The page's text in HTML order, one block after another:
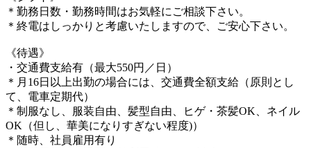
＊勤務日数・勤務時間はお気軽にご相談下さい。
＊終電はしっかりと考慮いたしますので、ご安心下さい。
《待遇》
・交通費支給有（最大550円／日）
＊月16日以上出勤の場合には、交通費全額支給（原則とし
て、電車定期代）
＊制服なし、服装自由、髪型自由、ヒゲ・茶髪OK、ネイル
OK（但し、華美になりすぎない程度)）
＊随時、社員雇用有り